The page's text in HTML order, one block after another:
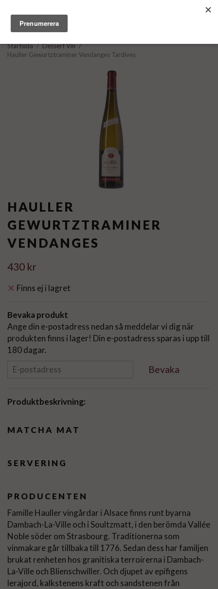
Startsida / Dessert Vin /
Hauller Gewurtztraminer Vendanges Tardives
HAULLER
GEWURTZTRAMINER
VENDANGES
430 kr
Finns ej i lagret
Bevaka produkt
Ange din e-postadress nedan så meddelar vi dig när
produkten finns i lager! Din e-postadress sparas i upp till
180 dagar.
Bevaka
Produktbeskrivning:
MATCHA MAT
SERVERING
PRODUCENTEN
Famille Hauller vingårdar i Alsace finns runt byarna
Dambach-La-Ville och i Soultzmatt, i den berömda Vallée
Noble söder om Strasbourg. Traditionerna som
vinmakare går tillbaka till 1776. Sedan dess har familjen
brukat renheten hos granitiska terroirerna i Dambach-
La-Ville och Blienschwiller. Och djupet av epifigens
lerajord, kalkstenens kraft och sandstenen från